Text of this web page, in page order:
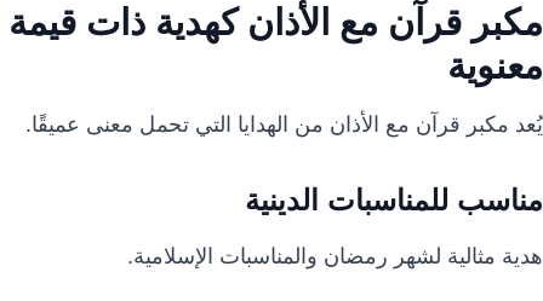
مكبر قرآن مع الأذان كهدية ذات قيمة
معنوية
يُعد مكبر قرآن مع الأذان من الهدايا التي تحمل معنى عميقًا.
مناسب للمناسبات الدينية
هدية مثالية لشهر رمضان والمناسبات الإسلامية.